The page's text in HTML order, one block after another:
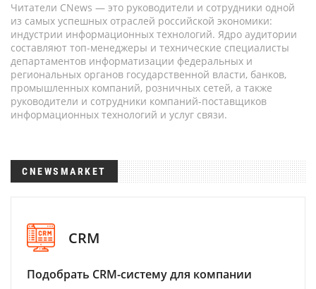
Читатели CNews — это руководители и сотрудники одной
из самых успешных отраслей российской экономики:
индустрии информационных технологий. Ядро аудитории
составляют топ-менеджеры и технические специалисты
департаментов информатизации федеральных и
региональных органов государственной власти, банков,
промышленных компаний, розничных сетей, а также
руководители и сотрудники компаний-поставщиков
информационных технологий и услуг связи.
CNEWSMARKET
CRM
Подобрать CRM-систему для компании